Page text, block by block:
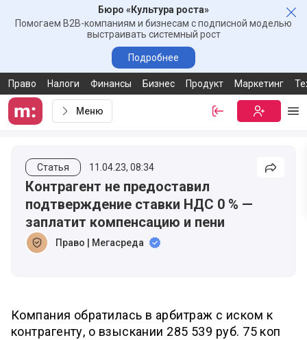
Бюро «Культура роста»
Помогаем B2B-компаниям и бизнесам с подписной моделью
выстраивать системный рост
Подробнее
Право Налоги Финансы Бизнес Продукт Маркетинг
Меню Войти
Статья 11.04.23, 08:34
Контрагент не предоставил
подтверждение ставки НДС 0 % —
заплатит компенсацию и пени
Право | Мегасреда
Компания обратилась в арбитраж с иском к
контрагенту, о взыскании 285 539 руб. 75 коп